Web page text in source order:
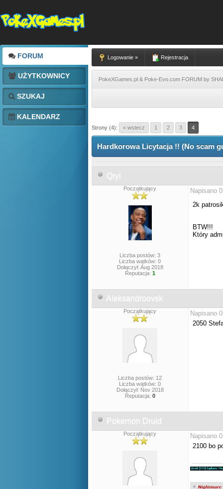
FORUM
UŻYTKOWNICY
SZUKAJ
KALENDARZ
Logowanie » Rejestracja
PokeXGames.pl & Poke-Evo.com FORUM by
Strony (4): « wstecz 1 2 3 4
Hardkorowa Licytacja !! (No scam
Qryi
Początkujący
Liczba postów: 3
Liczba wątków: 0
Dołączył: Aug 2018
Reputacja: 1
Napisano
2k
BTW!!!
Który
Aleksandroovsk
Początkujący
Liczba postów: 12
Liczba wątków: 0
Dołączył: Nov 2018
Reputacja: 0
Napisano
2050
Pokemon Druid
Początkujący
Napisano
2100 bo